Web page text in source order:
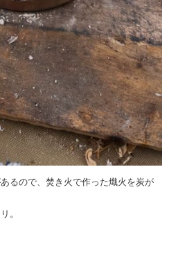
るので、焚き火で作った熾火を炭が
。